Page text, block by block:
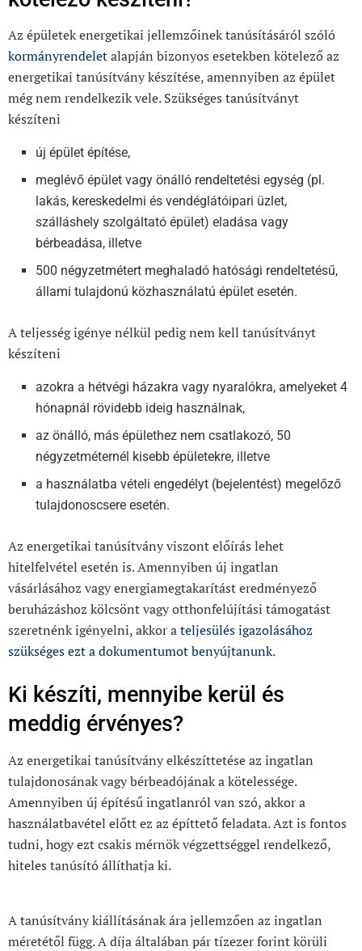
Az épületek energetikai jellemzőinek tanúsításáról szóló
kormányrendeletalapján bizonyos esetekben kötelező az
energetikai tanúsítvány készítése, amennyiben az épület
még nem rendelkezik vele. Szükséges tanúsítványt
készíteni
új épület építése,
meglévő épület vagy önálló rendeltetési egység (pl.
lakás, kereskedelmi és vendéglátóipari üzlet,
szálláshely szolgáltató épület) eladása vagy
bérbeadása, illetve
500 négyzetmétert meghaladó hatósági rendeltetésű,
állami tulajdonú közhasználatú épület esetén.
A teljesség igénye nélkül pedig nem kell tanúsítványt
készíteni
azokra a hétvégi házakra vagy nyaralókra, amelyeket 4
hónapnál rövidebb ideig használnak,
az önálló, más épülethez nem csatlakozó, 50
négyzetméternél kisebb épületekre, illetve
a használatba vételi engedélyt (bejelentést) megelőző
tulajdonoscsere esetén.
Az energetikai tanúsítvány viszont előírás lehet
hitelfelvétel esetén is. Amennyiben új ingatlan
vásárlásához vagy energiamegtakarítást eredményező
beruházáshoz kölcsönt vagy otthonfelújítási támogatást
szeretnénk igényelni, akkor ateljesülés igazolásához
szükséges ezt a dokumentumot benyújtanunk.
Ki készíti, mennyibe kerül és
meddig érvényes?
Az energetikai tanúsítvány elkészíttetése az ingatlan
tulajdonosának vagy bérbeadójának a kötelessége.
Amennyiben új építésű ingatlanról van szó, akkor a
használatbavétel előtt ez az építtető feladata. Azt is fontos
tudni, hogy ezt csakis mérnök végzettséggel rendelkező,
hiteles tanúsító állíthatja ki.
A tanúsítvány kiállításának ára jellemzően az ingatlan
méretétől függ. A díja általában pár tízezer forint körüli